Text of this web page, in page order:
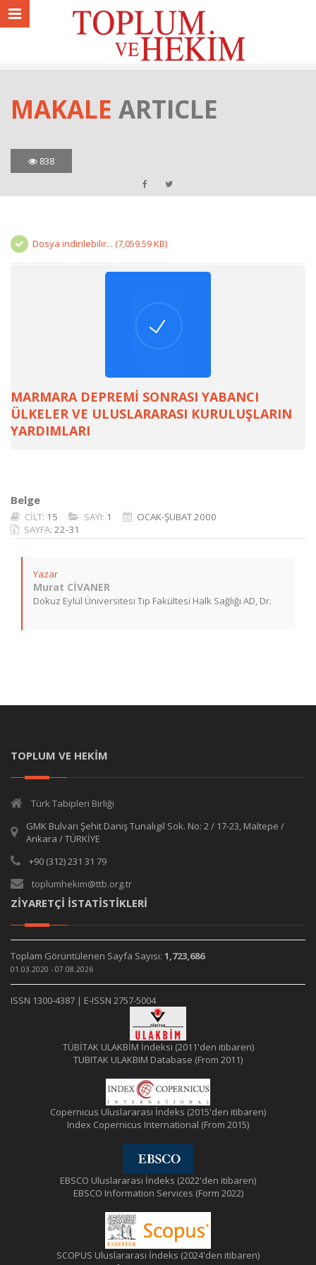
MAKALE ARTICLE
838
Dosya indirilebilir... (7,059.59 KB)
MARMARA DEPREMİ SONRASI YABANCI
ÜLKELER VE ULUSLARARASI KURULUŞLARIN
YARDIMLARI
Belge
CİLT: 15 SAYI: 1
OCAK-ŞUBAT 2000
SAYFA: 22-31
Yazar
Murat CİVANER
Dokuz Eylül Üniversitesi Tıp Fakültesi Halk Sağlığı AD, Dr.
TOPLUM VE HEKİM
Türk Tabipleri Birliği
GMK Bulvarı Şehit Daniş Tunalıgil Sok. No: 2 / 17-23, Maltepe /
Ankara / TÜRKİYE
+90 (312) 231 31 79
toplumhekim@ttb.org.tr
ZİYARETÇİ İSTATİSTİKLERİ
Toplam Görüntülenen Sayfa Sayısı: 1,723,686
01.03.2020 - 07.08.2026
ISSN 1300-4387 | E-ISSN 2757-5004
TÜBİTAK ULAKBİM İndeksi (2011'den itibaren)
TUBITAK ULAKBIM Database (From 2011)
Copernicus Uluslararası İndeks (2015'den itibaren)
Index Copernicus International (From 2015)
EBSCO Uluslararası İndeks (2022'den itibaren)
EBSCO Information Services (Form 2022)
SCOPUS Uluslararası İndeks (2024'den itibaren)